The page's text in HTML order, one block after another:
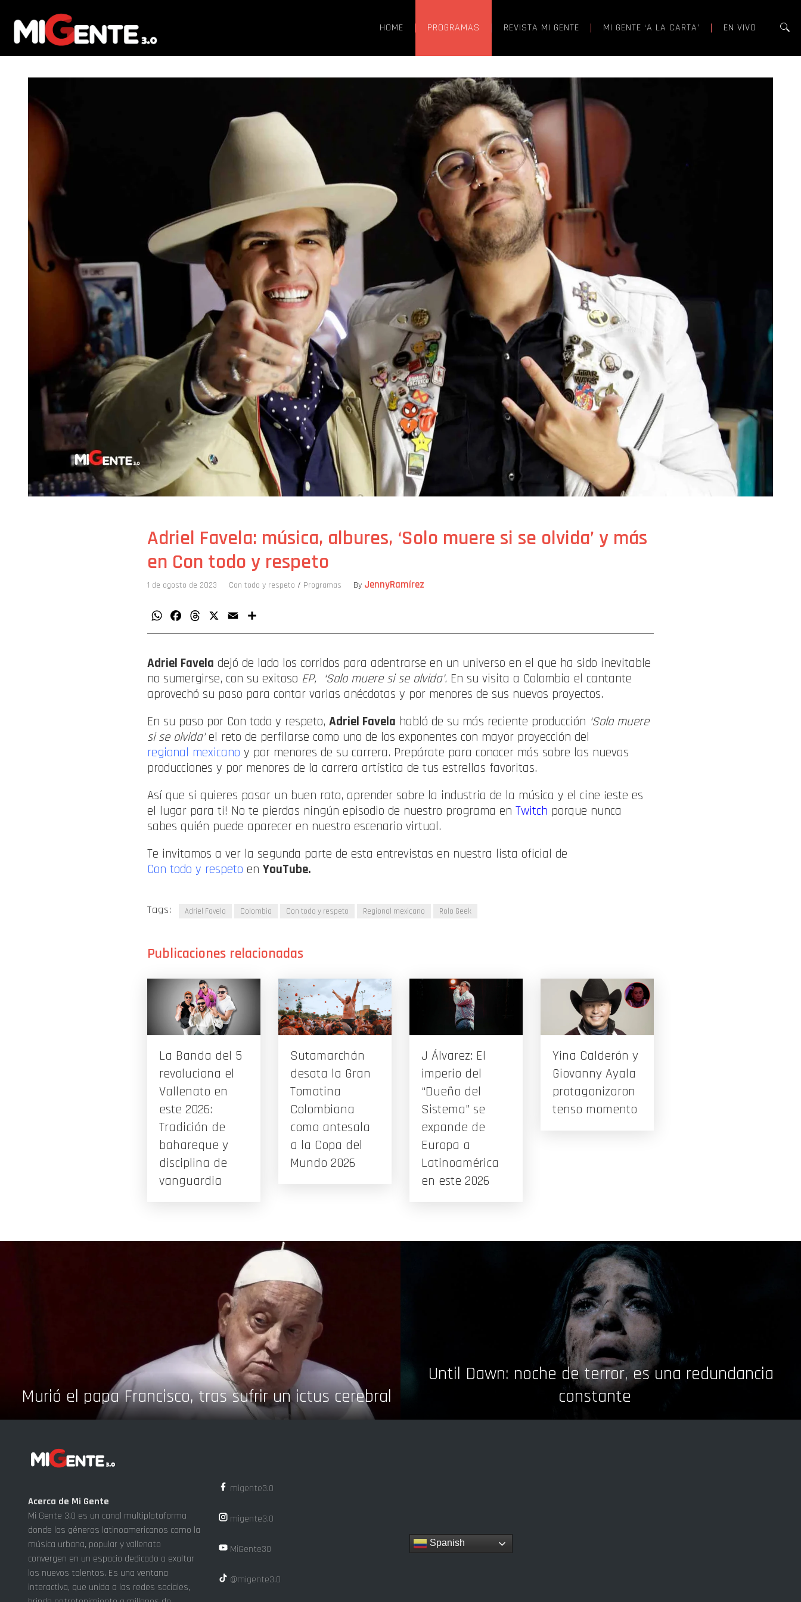
HOME PROGRAMAS REVISTA MI GENTE MI GENTE ‘A LA CARTA’ EN VIVO
Adriel Favela: música, albures, ‘Solo muere si se olvida’ y más
en Con todo y respeto
1 de agosto de 2023 Con todo y respeto / Programas By JennyRamírez
WhatsAppFacebookThreads Email
Adriel Favela dejó de lado los corridos para adentrarse en un universo en el que ha sido inevitable
no sumergirse, con su exitoso EP, ‘Solo muere si se olvida’. En su visita a Colombia el cantante
aprovechó su paso para contar varias anécdotas y por menores de sus nuevos proyectos.
En su paso por Con todo y respeto, Adriel Favela habló de su más reciente producción ‘Solo muere
si se olvida’el reto de perfilarse como uno de los exponentes con mayor proyección del
regional mexicano y por menores de su carrera. Prepárate para conocer más sobre las nuevas
producciones y por menores de la carrera artística de tus estrellas favoritas.
Así que si quieres pasar un buen rato, aprender sobre la industria de la música y el cine ¡este es
el lugar para ti! No te pierdas ningún episodio de nuestro programa en Twitch porque nunca
sabes quién puede aparecer en nuestro escenario virtual.
Te invitamos a ver la segunda parte de esta entrevistas en nuestra lista oficial de
Con todo y respeto en YouTube.
Tags: Adriel Favela Colombia Con todo y respeto Regional mexicano Rolo Geek
La Banda del 5
revoluciona el
Vallenato en
este 2026:
Tradición de
bahareque y
disciplina de
vanguardia
Sutamarchán
desata la Gran
Tomatina
Colombiana
como antesala
a la Copa del
Mundo 2026
J Álvarez: El
imperio del
“Dueño del
Sistema” se
expande de
Europa a
Latinoamérica
en este 2026
Yina Calderón y
Giovanny Ayala
protagonizaron
tenso momento
Murió el papa Francisco, tras sufrir un ictus cerebral
Until Dawn: noche de terror, es una redundancia
constante
Acerca de Mi Gente
Mi Gente 3.0 es un canal multiplataforma
donde los géneros latinoamericanos como la
música urbana, popular y vallenato
convergen en un espacio dedicado a exaltar
los nuevos talentos. Es una ventana
interactiva, que unida a las redes sociales,
migente3.0
migente3.0
MiGente30
@migente3.0
Spanish